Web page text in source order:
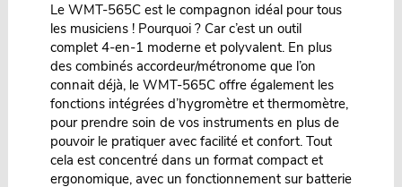
Le WMT-565C est le compagnon idéal pour tous
les musiciens ! Pourquoi ? Car c’est un outil
complet 4-en-1 moderne et polyvalent. En plus
des combinés accordeur/métronome que l’on
connait déjà, le WMT-565C offre également les
fonctions intégrées d’hygromètre et thermomètre,
pour prendre soin de vos instruments en plus de
pouvoir le pratiquer avec facilité et confort. Tout
cela est concentré dans un format compact et
ergonomique, avec un fonctionnement sur batterie